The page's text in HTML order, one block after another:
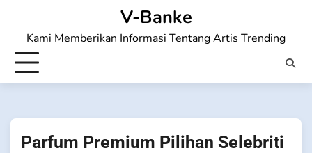
content
V-Banke
Kami Memberikan Informasi Tentang Artis Trending
Parfum Premium Pilihan Selebriti